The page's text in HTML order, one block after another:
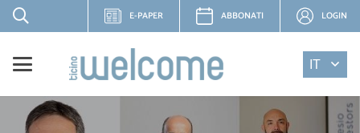
E-PAPER ABBONATI LOGIN
IT